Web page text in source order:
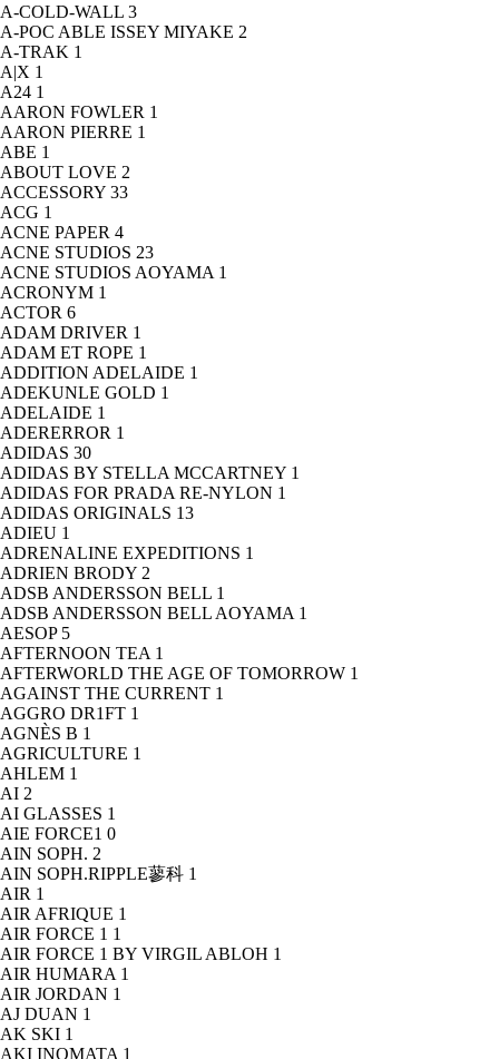
A-COLD-WALL 3
A-POC ABLE ISSEY MIYAKE 2
A-TRAK 1
A|X 1
A24 1
AARON FOWLER 1
AARON PIERRE 1
ABE 1
ABOUT LOVE 2
ACCESSORY 33
ACG 1
ACNE PAPER 4
ACNE STUDIOS 23
ACNE STUDIOS AOYAMA 1
ACRONYM 1
ACTOR 6
ADAM DRIVER 1
ADAM ET ROPE 1
ADDITION ADELAIDE 1
ADEKUNLE GOLD 1
ADELAIDE 1
ADERERROR 1
ADIDAS 30
ADIDAS BY STELLA MCCARTNEY 1
ADIDAS FOR PRADA RE-NYLON 1
ADIDAS ORIGINALS 13
ADIEU 1
ADRENALINE EXPEDITIONS 1
ADRIEN BRODY 2
ADSB ANDERSSON BELL 1
ADSB ANDERSSON BELL AOYAMA 1
AESOP 5
AFTERNOON TEA 1
AFTERWORLD THE AGE OF TOMORROW 1
AGAINST THE CURRENT 1
AGGRO DR1FT 1
AGNÈS B 1
AGRICULTURE 1
AHLEM 1
AI 2
AI GLASSES 1
AIE FORCE1 0
AIN SOPH. 2
AIN SOPH.RIPPLE蓼科 1
AIR 1
AIR AFRIQUE 1
AIR FORCE 1 1
AIR FORCE 1 BY VIRGIL ABLOH 1
AIR HUMARA 1
AIR JORDAN 1
AJ DUAN 1
AK SKI 1
AKI INOMATA 1